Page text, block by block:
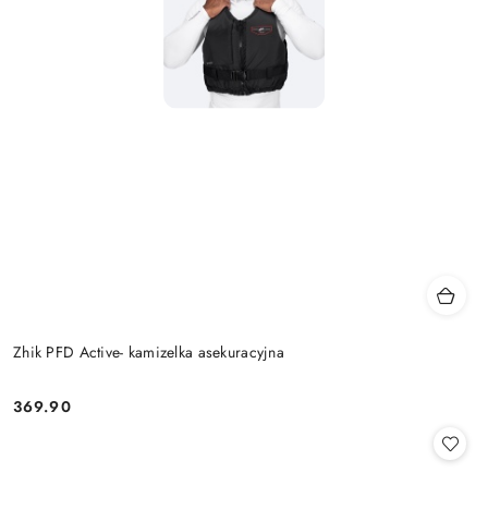
Zhik PFD Active- kamizelka asekuracyjna
Cena:
369.90